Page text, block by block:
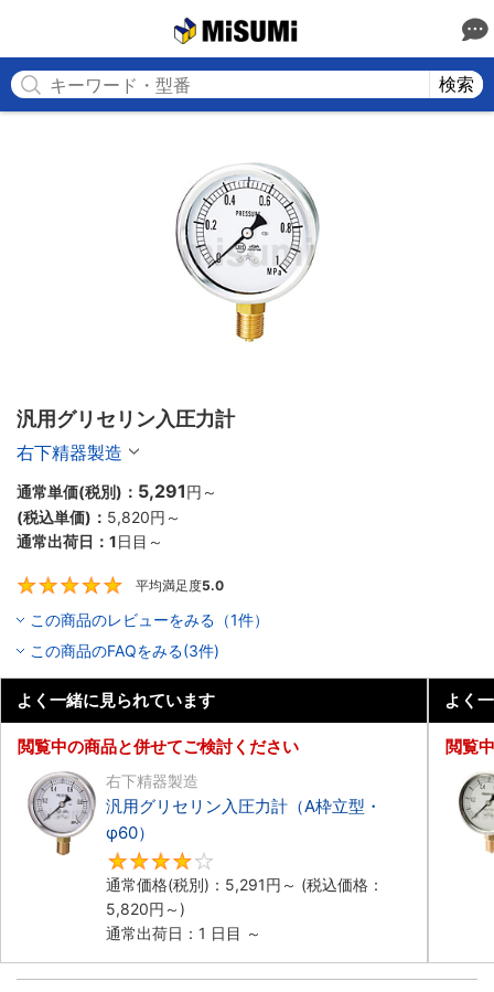
検索
汎用グリセリン入圧力計
右下精器製造
通常単価(税別)： 5,291円 ～
(税込単価)： 5,820円 ～
通常出荷日： 1日目～
平均満足度5.0
この商品のレビューをみる（1件）
この商品のFAQをみる(3件)
よく一緒に見られています
閲覧中の商品と併せてご検討ください
右下精器製造
汎用グリセリン入圧力計（A枠立型・
φ60）
通常価格(税別)： 5,291円 ～ (税込価格：
5,820円 ～)
通常出荷日：1 日目 ～
よく
閲覧